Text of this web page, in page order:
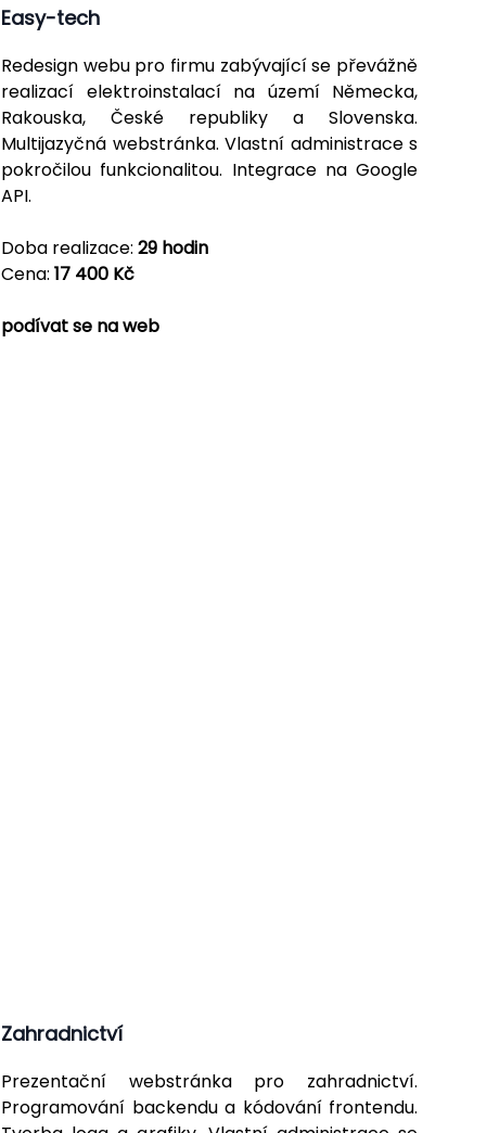
Easy-tech
Redesign webu pro firmu zabývající se převážně
realizací elektroinstalací na území Německa,
Rakouska, České republiky a Slovenska.
Multijazyčná webstránka. Vlastní administrace s
pokročilou funkcionalitou. Integrace na Google
API.
Doba realizace: 29 hodin
Cena: 17 400 Kč
podívat se na web
Zahradnictví
Prezentační webstránka pro zahradnictví.
Programování backendu a kódování frontendu.